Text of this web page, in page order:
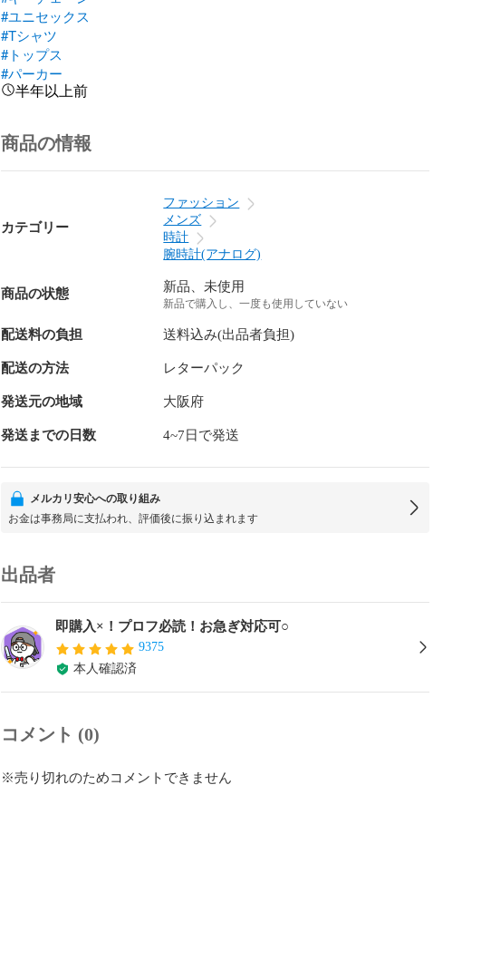
#ユニセックス
#Tシャツ
#トップス
#パーカー
半年以上前
商品の情報
カテゴリー
ファッション
メンズ
時計
腕時計(アナログ)
商品の状態 新品、未使用
新品で購入し、一度も使用していない
配送料の負担 送料込み(出品者負担)
配送の方法 レターパック
発送元の地域 大阪府
発送までの日数 4~7日で発送
メルカリ安心への取り組み
お金は事務局に支払われ、評価後に振り込まれます
出品者
即購入×！プロフ必読！お急ぎ対応可○
9375
本人確認済
コメント (0)
※売り切れのためコメントできません